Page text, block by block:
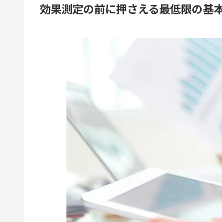
効果測定の前に押さえる最低限の基